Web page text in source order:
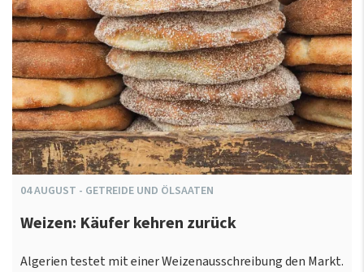
04AUGUST - GETREIDE UND ÖLSAATEN
Weizen: Käufer kehren zurück
Algerien testet mit einer Weizenausschreibung den Markt.